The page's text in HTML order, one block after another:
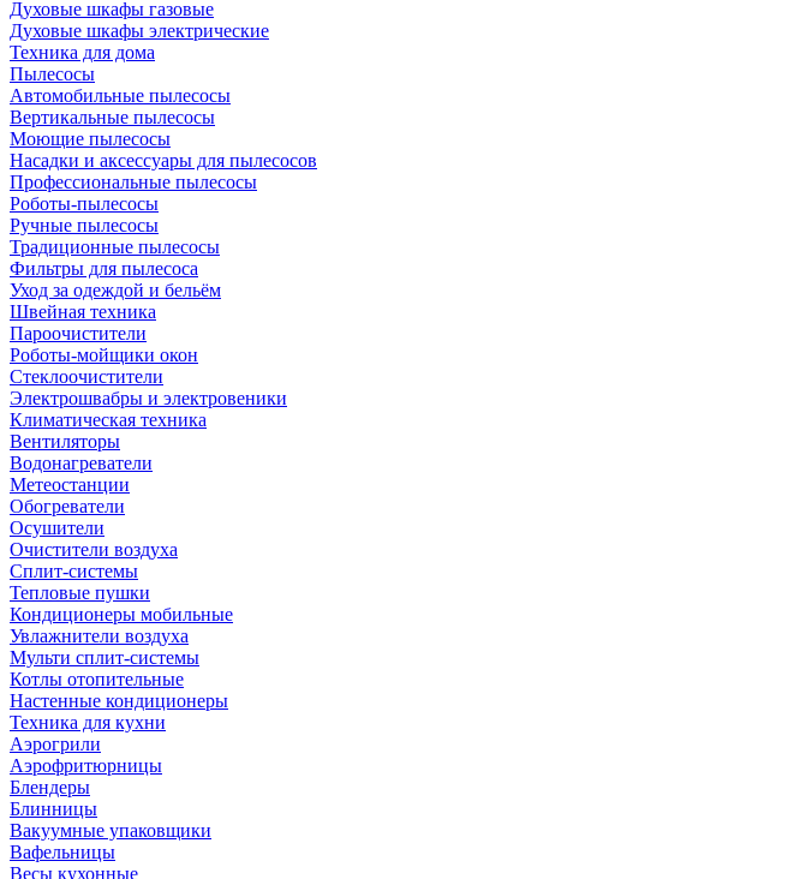
Духовые шкафы газовые
Духовые шкафы электрические
Техника для дома
Пылесосы
Автомобильные пылесосы
Вертикальные пылесосы
Моющие пылесосы
Насадки и аксессуары для пылесосов
Профессиональные пылесосы
Роботы-пылесосы
Ручные пылесосы
Традиционные пылесосы
Фильтры для пылесоса
Уход за одеждой и бельём
Швейная техника
Пароочистители
Роботы-мойщики окон
Стеклоочистители
Электрошвабры и электровеники
Климатическая техника
Вентиляторы
Водонагреватели
Метеостанции
Обогреватели
Осушители
Очистители воздуха
Сплит-системы
Тепловые пушки
Кондиционеры мобильные
Увлажнители воздуха
Мульти сплит-системы
Котлы отопительные
Настенные кондиционеры
Техника для кухни
Аэрогрили
Аэрофритюрницы
Блендеры
Блинницы
Вакуумные упаковщики
Вафельницы
Весы кухонные